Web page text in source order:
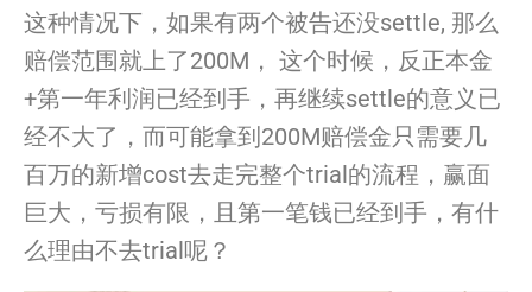
这种情况下， 如果有两个被告还没settle, 那么
赔偿范围就上了200M， 这个时候，反正本金
+第一年利润已经到手， 再继续settle的意义已
经不大了， 而可能拿到200M赔偿金只需要几
百万的新增cost去走完整个trial的流程，赢面
巨大，亏损有限，且第一笔钱已经到手， 有什
么理由不去trial呢？